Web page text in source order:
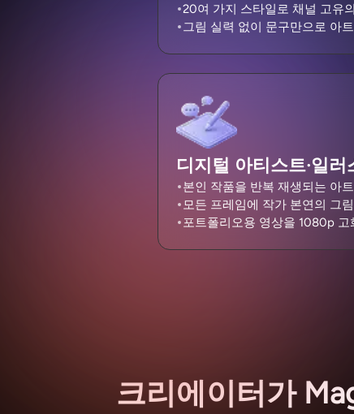
20여 가지 스타일로 채널 고유
그림 실력 없이 문구만으로 아
디지털 아티스트·일러
본인 작품을 반복 재생되는 아
모든 프레임에 작가 본연의 그
포트폴리오용 영상을 1080p 고
크리에이터가